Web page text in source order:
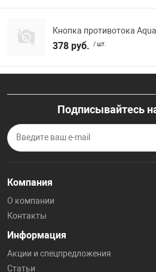
Кнопка противотока
378 руб. / шт.
Подписывайтесь
Компания
О компании
Контакты
Информация
Акции и спецпредложения
Статьи